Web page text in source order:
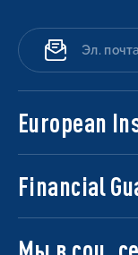
European
Financial